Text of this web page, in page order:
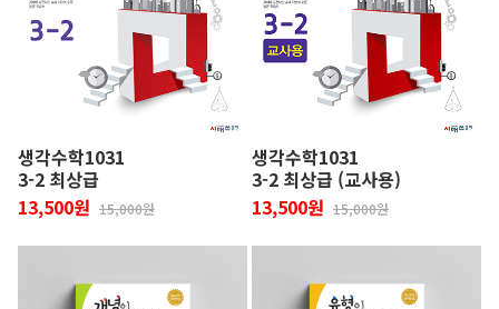
생각수학1031
3-2 최상급
13,500원 15,000원
생각수학1031
3-2 최상급 (교사용)
13,500원 15,000원